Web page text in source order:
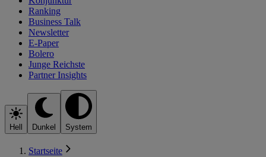
Ranking
Business Talk
Newsletter
E-Paper
Bolero
Junge Reichste
Partner Insights
Hell Dunkel System
Startseite